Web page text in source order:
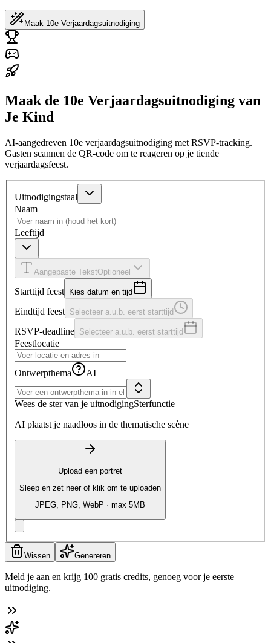
Maak 10e Verjaardagsuitnodiging
Maak de 10e Verjaardagsuitnodiging van
Je Kind
AI-aangedreven 10e verjaardagsuitnodiging met RSVP-tracking.
Gasten scannen de QR-code om te reageren op je tiende
verjaardagsfeest.
Uitnodigingstaal
Naam
Leeftijd
Aangepaste TekstOptioneel
Starttijd feest Kies datum en tijd
Eindtijd feest Selecteer a.u.b. eerst starttijd
RSVP-deadline Selecteer a.u.b. eerst starttijd
Feestlocatie
Ontwerpthema AI
Wees de ster van je uitnodigingSterfunctie
AI plaatst je naadloos in de thematische scène
Upload een portret
Sleep en zet neer of klik om te uploaden
JPEG, PNG, WebP · max 5MB
Wissen Genereren
Meld je aan en krijg 100 gratis credits, genoeg voor je eerste
uitnodiging.